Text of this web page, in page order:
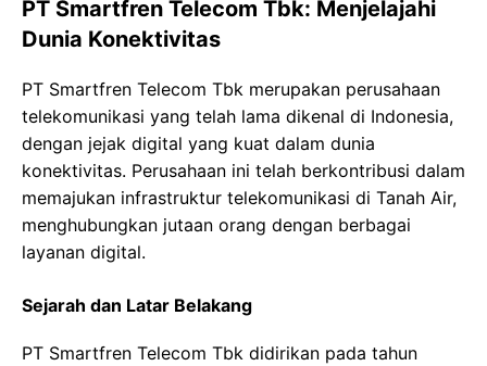
PT Smartfren Telecom Tbk: Menjelajahi
Dunia Konektivitas
PT Smartfren Telecom Tbk merupakan perusahaan
telekomunikasi yang telah lama dikenal di Indonesia,
dengan jejak digital yang kuat dalam dunia
konektivitas. Perusahaan ini telah berkontribusi dalam
memajukan infrastruktur telekomunikasi di Tanah Air,
menghubungkan jutaan orang dengan berbagai
layanan digital.
Sejarah dan Latar Belakang
PT Smartfren Telecom Tbk didirikan pada tahun